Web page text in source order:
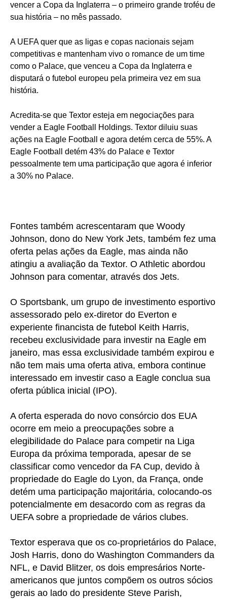
vencer a Copa da Inglaterra – o primeiro grande troféu de
sua história – no mês passado.
A UEFA quer que as ligas e copas nacionais sejam
competitivas e mantenham vivo o romance de um time
como o Palace, que venceu a Copa da Inglaterra e
disputará o futebol europeu pela primeira vez em sua
história.
Acredita-se que Textor esteja em negociações para
vender a Eagle Football Holdings. Textor diluiu suas
ações na Eagle Football e agora detém cerca de 55%. A
Eagle Football detém 43% do Palace e Textor
pessoalmente tem uma participação que agora é inferior
a 30% no Palace.
Fontes também acrescentaram que Woody
Johnson, dono do New York Jets, também fez uma
oferta pelas ações da Eagle, mas ainda não
atingiu a avaliação da Textor. O Athletic abordou
Johnson para comentar, através dos Jets.
O Sportsbank, um grupo de investimento esportivo
assessorado pelo ex-diretor do Everton e
experiente financista de futebol Keith Harris,
recebeu exclusividade para investir na Eagle em
janeiro, mas essa exclusividade também expirou e
não tem mais uma oferta ativa, embora continue
interessado em investir caso a Eagle conclua sua
oferta pública inicial (IPO).
A oferta esperada do novo consórcio dos EUA
ocorre em meio a preocupações sobre a
elegibilidade do Palace para competir na Liga
Europa da próxima temporada, apesar de se
classificar como vencedor da FA Cup, devido à
propriedade do Eagle do Lyon, da França, onde
detém uma participação majoritária, colocando-os
potencialmente em desacordo com as regras da
UEFA sobre a propriedade de vários clubes.
Textor esperava que os co-proprietários do Palace,
Josh Harris, dono do Washington Commanders da
NFL, e David Blitzer, os dois empresários Norte-
americanos que juntos compõem os outros sócios
gerais ao lado do presidente Steve Parish,